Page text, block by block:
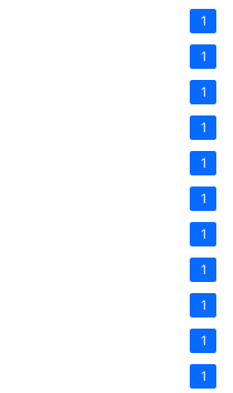
1
1
1
1
1
1
1
1
1
1
1